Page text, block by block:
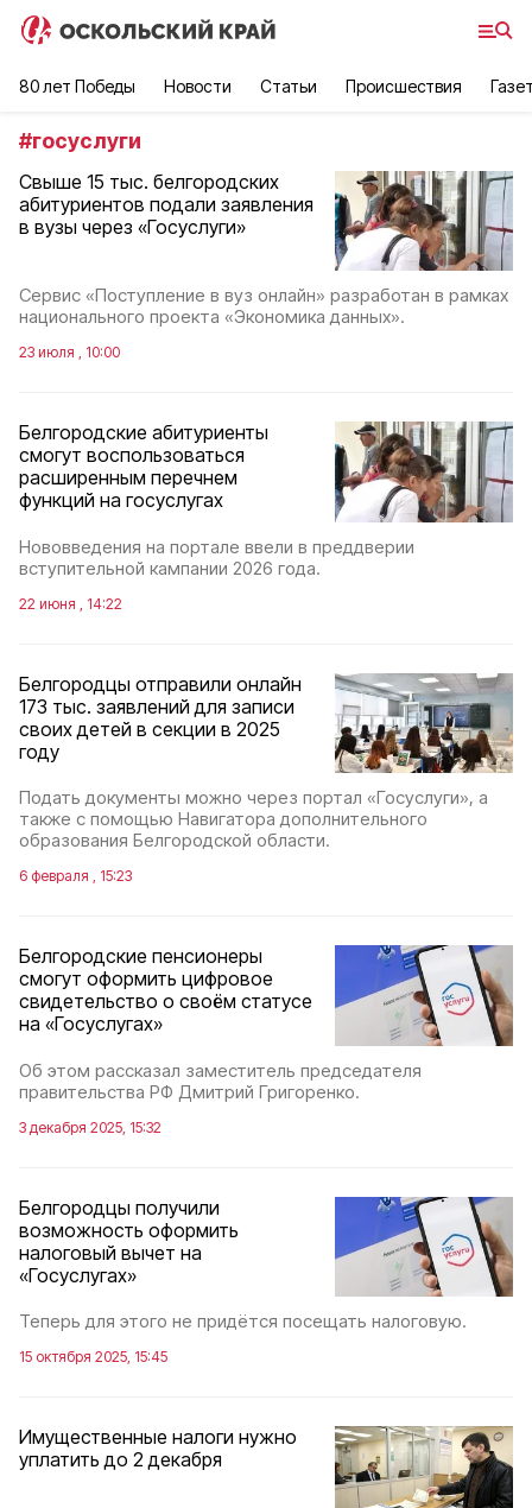
80 лет Победы Новости Статьи Происшествия
#госуслуги
Свыше 15 тыс. белгородских
абитуриентов подали заявления
в вузы через «Госуслуги»
Сервис «Поступление в вуз онлайн» разработан в рамках
национального проекта «Экономика данных».
23 июля , 10:00
Белгородские абитуриенты
смогут воспользоваться
расширенным перечнем
функций на госуслугах
Нововведения на портале ввели в преддверии
вступительной кампании 2026 года.
22 июня , 14:22
Белгородцы отправили онлайн
173 тыс. заявлений для записи
своих детей в секции в 2025
году
Подать документы можно через портал «Госуслуги», а
также с помощью Навигатора дополнительного
образования Белгородской области.
6 февраля , 15:23
Белгородские пенсионеры
смогут оформить цифровое
свидетельство о своём статусе
на «Госуслугах»
Об этом рассказал заместитель председателя
правительства РФ Дмитрий Григоренко.
3 декабря 2025, 15:32
Белгородцы получили
возможность оформить
налоговый вычет на
«Госуслугах»
Теперь для этого не придётся посещать налоговую.
15 октября 2025, 15:45
Имущественные налоги нужно
уплатить до 2 декабря